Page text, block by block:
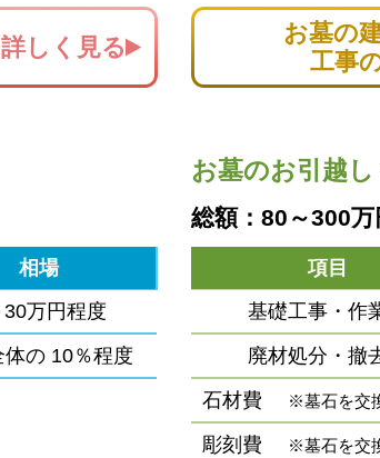
しく見る
お墓の
工事
相場
30万円程度
体の 10％程度
お墓のお引越
総額：80～300万
項目
基礎工事・作
廃材処分・撤
石材費
※墓石を交
彫刻費
※墓石を交